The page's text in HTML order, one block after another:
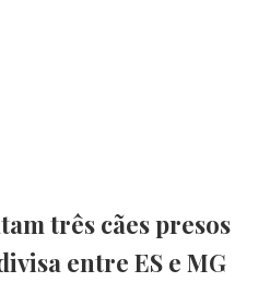
três cães presos
entre ES e MG